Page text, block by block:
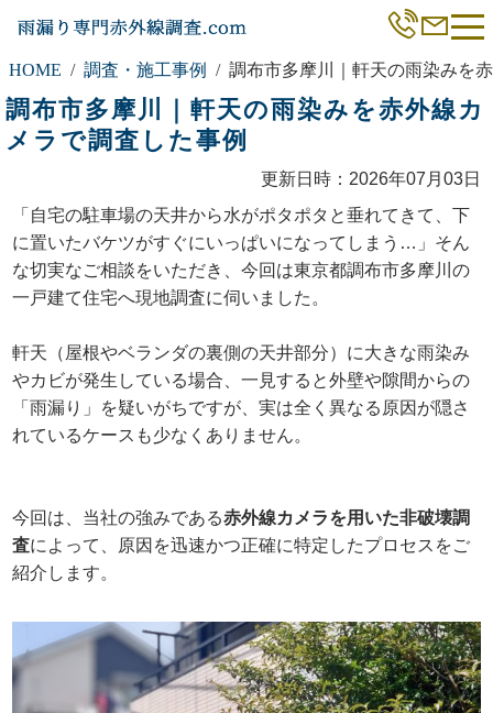
HOME 調査・施工事例 調布市多摩川｜軒天の雨染みを
調布市多摩川｜軒天の雨染みを赤外線カ
メラで調査した事例
更新日時：2026年07月03日
「自宅の駐車場の天井から水がポタポタと垂れてきて、下
に置いたバケツがすぐにいっぱいになってしまう…」そん
な切実なご相談をいただき、今回は東京都調布市多摩川の
一戸建て住宅へ現地調査に伺いました。
軒天（屋根やベランダの裏側の天井部分）に大きな雨染み
やカビが発生している場合、一見すると外壁や隙間からの
「雨漏り」を疑いがちですが、実は全く異なる原因が隠さ
れているケースも少なくありません。
今回は、当社の強みである赤外線カメラを用いた非破壊調
査によって、原因を迅速かつ正確に特定したプロセスをご
紹介します。